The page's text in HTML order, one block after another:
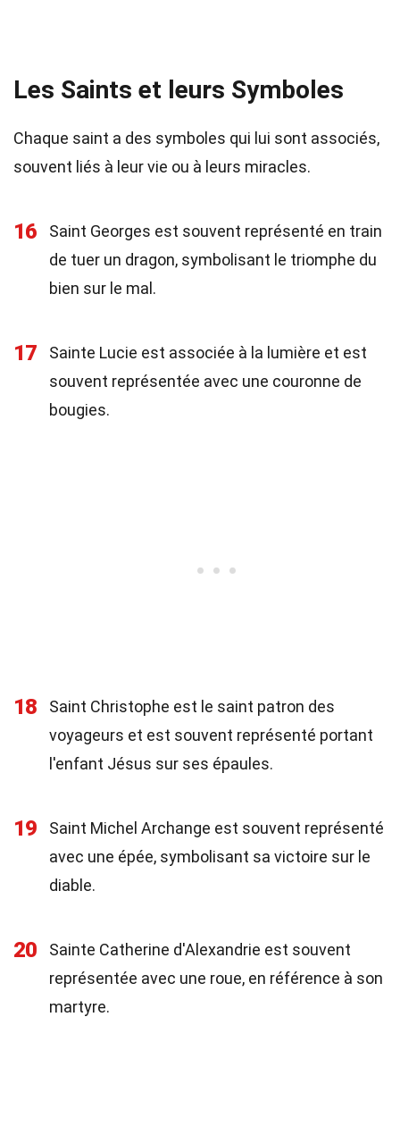
Les Saints et leurs Symboles
Chaque saint a des symboles qui lui sont associés,
souvent liés à leur vie ou à leurs miracles.
16
Saint Georges est souvent représenté en train
de tuer un dragon, symbolisant le triomphe du
bien sur le mal.
17
Sainte Lucie est associée à la lumière et est
souvent représentée avec une couronne de
bougies.
18
Saint Christophe est le saint patron des
voyageurs et est souvent représenté portant
l'enfant Jésus sur ses épaules.
19
Saint Michel Archange est souvent représenté
avec une épée, symbolisant sa victoire sur le
diable.
20
Sainte Catherine d'Alexandrie est souvent
représentée avec une roue, en référence à son
martyre.